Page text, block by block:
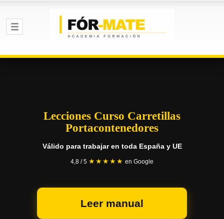
Lecciones Curso Carretillas
Portacontenedores
Válido para trabajar en toda España y UE
4,8 / 5 ★★★★★ en Google
Leer manual